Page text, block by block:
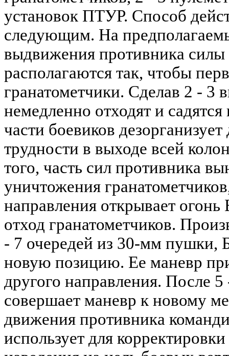
установок ПТУР. Способ
следующим. На
выдвижения противника силы
располагаются так, чтобы
гранатометчики. Сделав 2 - 3
немедленно отходят и
части боевиков
трудности в выходе всей
того, часть сил противника
уничтожения
направления открывает
отход гранатометчиков.
- 7 очередей из 30-мм пушки,
новую позицию. Ее маневр
другого направления. После
совершает маневр к новому
движения противника
использует для